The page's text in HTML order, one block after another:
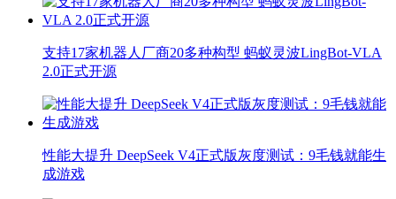
支持17家机器人厂商20多种构型 蚂蚁灵波LingBot-VLA
2.0正式开源
性能大提升 DeepSeek V4正式版灰度测试：9毛钱就能生
成游戏